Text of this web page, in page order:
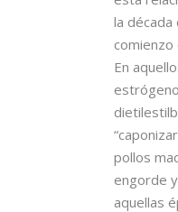
la
comienzo
En
pollos
engorde
aquellas